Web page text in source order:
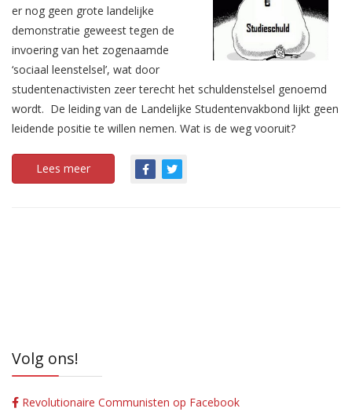
er nog geen grote landelijke
demonstratie geweest tegen de
invoering van het zogenaamde
‘sociaal leenstelsel’, wat door
studentenactivisten zeer terecht het schuldenstelsel genoemd
wordt. De leiding van de Landelijke Studentenvakbond lijkt geen
leidende positie te willen nemen. Wat is de weg vooruit?
Lees meer
Volg ons!
Revolutionaire Communisten op Facebook